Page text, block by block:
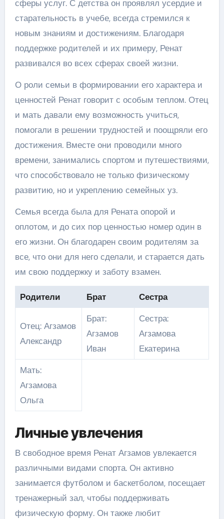
сферы услуг. С детства он проявлял усердие и
старательность в учебе, всегда стремился к
новым знаниям и достижениям. Благодаря
поддержке родителей и их примеру, Ренат
развивался во всех сферах своей жизни.
О роли семьи в формировании его характера и
ценностей Ренат говорит с особым теплом. Отец
и мать давали ему возможность учиться,
помогали в решении трудностей и поощряли его
достижения. Вместе они проводили много
времени, занимались спортом и путешествиями,
что способствовало не только физическому
развитию, но и укреплению семейных уз.
Семья всегда была для Рената опорой и
оплотом, и до сих пор ценностью номер один в
его жизни. Он благодарен своим родителям за
все, что они для него сделали, и старается дать
им свою поддержку и заботу взамен.
Родители Брат Сестра
Отец: Агзамов
Александр
Брат:
Агзамов
Иван
Сестра:
Агзамова
Екатерина
Мать:
Агзамова
Ольга
Личные увлечения
В свободное время Ренат Агзамов увлекается
различными видами спорта. Он активно
занимается футболом и баскетболом, посещает
тренажерный зал, чтобы поддерживать
физическую форму. Он также любит